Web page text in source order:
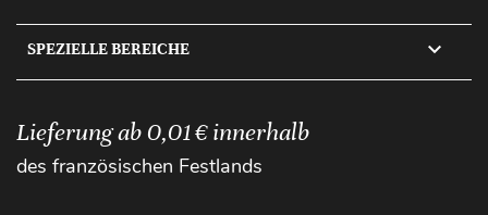
SPEZIELLE BEREICHE 
Lieferung ab 0,01 € innerhalb
des französischen Festlands